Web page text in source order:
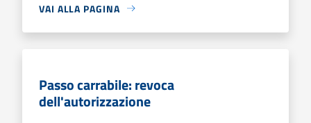
VAI ALLA PAGINA
Passo carrabile: revoca
dell'autorizzazione